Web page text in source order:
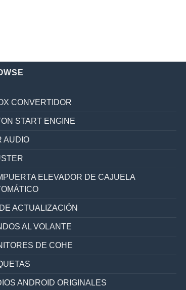
CONVERTIDOR
START ENGINE
AUDIO
ELEVADOR DE CAJUELA
ACTUALIZACIÓN
AL VOLANTE
DE COHE
ANDROID ORIGINALES